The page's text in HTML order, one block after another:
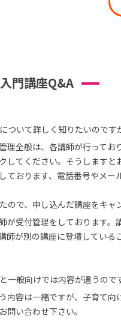
門講座Q&A
ついて詳しく知りたいのです
理全般は、各講師が行って
してください。そうします
ております、電話番号やメー
ので、申し込んだ講座をキャ
が受付管理をしております
師が別の講座に登壇してい
一般向けでは内容が違うので
内容は一緒ですが、子育て
問い合わせ下さい。